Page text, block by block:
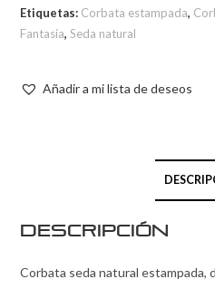
Etiquetas: Corbata estampada,
Fantasía,Seda natural
Añadir a mi lista de deseos
Descripción
Corbata seda natural estampada,